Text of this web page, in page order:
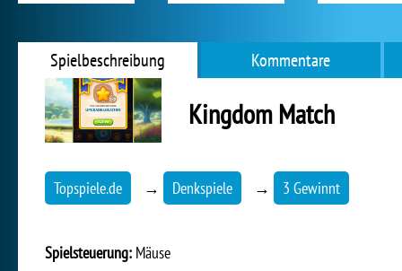
Spielbeschreibung Kommentare
Kingdom Match
Topspiele.de → Denkspiele → 3 Gewinnt
Spielsteuerung: Mäuse